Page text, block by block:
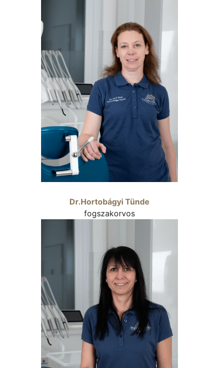
Dr.Hortobágyi Tünde
fogszakorvos